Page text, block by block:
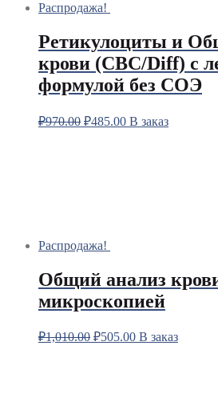
Распродажа!
Ретикулоциты и
крови (CBC/Diff) с
формулой без СОЭ
₽970.00 ₽485.00 В заказ
Распродажа!
Общий анализ
микроскопией
₽1,010.00 ₽505.00 В заказ